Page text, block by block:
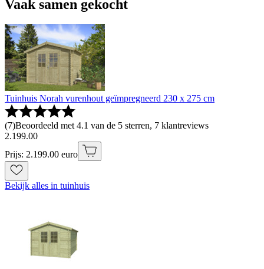
Vaak samen gekocht
Tuinhuis Norah vurenhout geïmpregneerd 230 x 275 cm
(7)Beoordeeld met 4.1 van de 5 sterren, 7 klantreviews
2.199.00
Prijs: 2.199.00 euro
Bekijk alles in tuinhuis